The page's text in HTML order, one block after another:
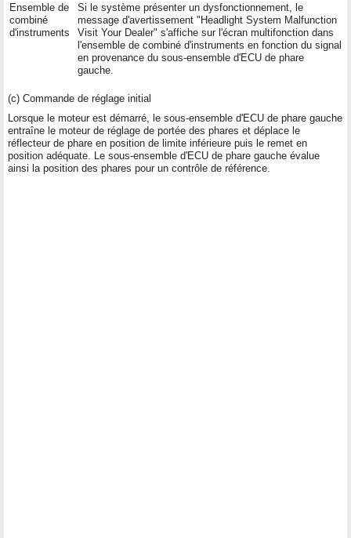
Ensemble de
combiné
d'instruments
Si le système présenter un dysfonctionnement, le
message d'avertissement "Headlight System Malfunction
Visit Your Dealer" s'affiche sur l'écran multifonction dans
l'ensemble de combiné d'instruments en fonction du signal
en provenance du sous-ensemble d'ECU de phare
gauche.
(c) Commande de réglage initial
Lorsque le moteur est démarré, le sous-ensemble d'ECU de phare gauche
entraîne le moteur de réglage de portée des phares et déplace le
réflecteur de phare en position de limite inférieure puis le remet en
position adéquate. Le sous-ensemble d'ECU de phare gauche évalue
ainsi la position des phares pour un contrôle de référence.